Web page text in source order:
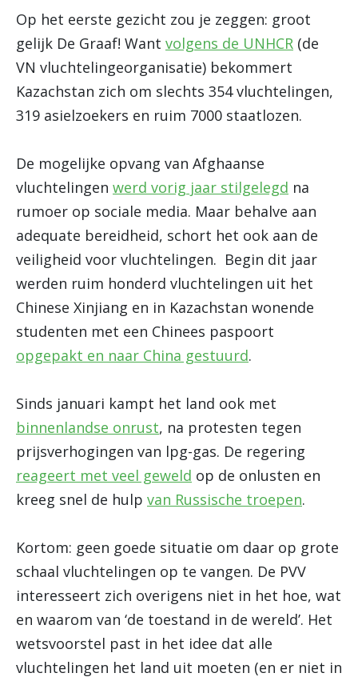
Op het eerste gezicht zou je zeggen: groot
gelijk De Graaf! Want volgens de UNHCR (de
VN vluchtelingeorganisatie) bekommert
Kazachstan zich om slechts 354 vluchtelingen,
319 asielzoekers en ruim 7000 staatlozen.
De mogelijke opvang van Afghaanse
vluchtelingen werd vorig jaar stilgelegd na
rumoer op sociale media. Maar behalve aan
adequate bereidheid, schort het ook aan de
veiligheid voor vluchtelingen. Begin dit jaar
werden ruim honderd vluchtelingen uit het
Chinese Xinjiang en in Kazachstan wonende
studenten met een Chinees paspoort
opgepakt en naar China gestuurd.
Sinds januari kampt het land ook met
binnenlandse onrust, na protesten tegen
prijsverhogingen van lpg-gas. De regering
reageert met veel geweld op de onlusten en
kreeg snel de hulp van Russische troepen.
Kortom: geen goede situatie om daar op grote
schaal vluchtelingen op te vangen. De PVV
interesseert zich overigens niet in het hoe, wat
en waarom van ‘de toestand in de wereld’. Het
wetsvoorstel past in het idee dat alle
vluchtelingen het land uit moeten (en er niet in